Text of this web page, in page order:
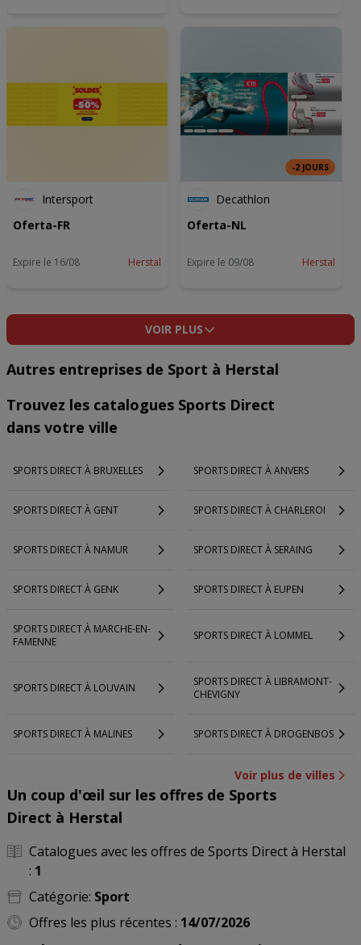
Intersport
Oferta-FR
Expire le 16/08 Herstal
-2 JOURS
Decathlon
Oferta-NL
Expire le 09/08 Herstal
VOIR PLUS
Autres entreprises de Sport à Herstal
Trouvez les catalogues Sports Direct
dans votre ville
SPORTS DIRECT À BRUXELLES SPORTS DIRECT À ANVERS
SPORTS DIRECT À GENT SPORTS DIRECT À CHARLEROI
SPORTS DIRECT À NAMUR SPORTS DIRECT À SERAING
SPORTS DIRECT À GENK SPORTS DIRECT À EUPEN
SPORTS DIRECT À MARCHE-EN-
FAMENNE
SPORTS DIRECT À LOMMEL
SPORTS DIRECT À LOUVAIN
SPORTS DIRECT À LIBRAMONT-
CHEVIGNY
SPORTS DIRECT À MALINES SPORTS DIRECT À DROGENBOS
Voir plus de villes
Un coup d'œil sur les offres de Sports
Direct à Herstal
Catalogues avec les offres de Sports Direct à Herstal
: 1
Catégorie: Sport
Offres les plus récentes : 14/07/2026